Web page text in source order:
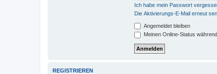
Ich habe mein Passwort
Die Aktivierungs-E-Mail erneut
Angemeldet bleiben
Meinen Online-Status
REGISTRIEREN